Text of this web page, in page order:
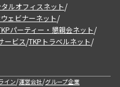
ルオフィスネット/
ェビナーネット/
パーティー・懇親会ネット/
ービス/TKPトラベルネット/
イン/運営会社/グループ企業